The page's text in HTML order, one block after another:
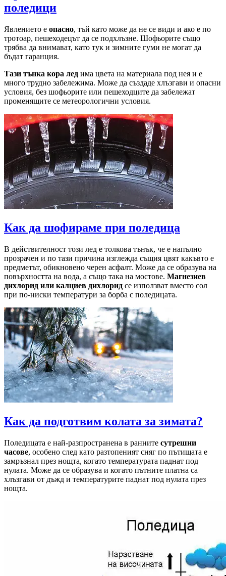
поледици
Явлението е опасно, тъй като може да не се види и ако е по
тротоар, пешеходецът да се подхлъзне. Шофьорите също
трябва да внимават, като тук и зимните гуми не могат да
бъдат гаранция.
Тази тънка кора лед има цвета на материала под нея и е
много трудно забележима. Може да създаде хлъзгави и опасни
условия, без шофьорите или пешеходците да забележат
променящите се метеорологични условия.
Как да шофираме при поледица
В действителност този лед е толкова тънък, че е напълно
прозрачен и по тази причина изглежда същия цвят какъвто е
предметът, обикновено черен асфалт. Може да се образува на
повърхността на вода, а също така на мостове. Магнезиев
дихлорид или калциев дихлорид се използват вместо сол
при по-ниски температури за борба с поледицата.
Как да подготвим колата за зимата?
Поледицата е най-разпространена в ранните сутрешни
часове, особено след като разтопеният сняг по пътищата е
замръзнал през нощта, когато температурата паднат под
нулата. Може да се образува и когато пътните платна са
хлъзгави от дъжд и температурите паднат под нулата през
нощта.